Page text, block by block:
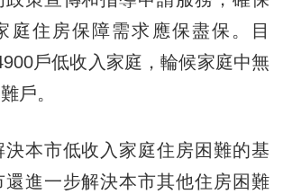
庭住房保障需求應保盡保。目
戶低收入家庭，輪候家庭中無
戶。
市低收入家庭住房困難的基
進一步解決本市其他住房困難